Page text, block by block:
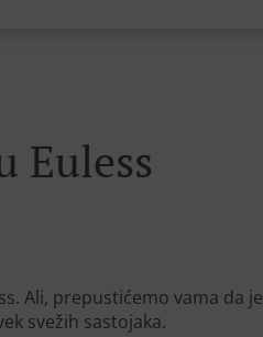
Euless
Ali, prepustićemo vama da je
svežih sastojaka.